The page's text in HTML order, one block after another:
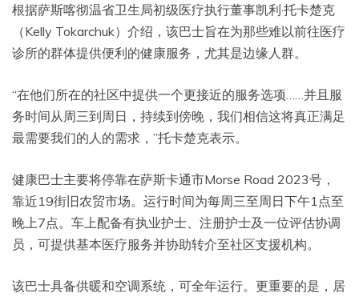
根据萨斯喀彻温省卫生局初级医疗执行董事凯利·托卡楚克
（Kelly Tokarchuk）介绍，该巴士旨在为那些难以前往医疗
诊所的群体提供便利的健康服务，尤其是边缘人群。
“在他们所在的社区中提供一个更接近的服务选项……并且服
务时间从周三到周日，持续到傍晚，我们相信这将真正满足
最需要我们的人的需求，”托卡楚克表示。
健康巴士主要将停靠在萨斯卡通市Morse Road 2023号，
靠近19街旧农贸市场。运行时间为每周三至周日下午1点至
晚上7点。车上配备有执业护士、注册护士及一位评估协调
员，可提供基本医疗服务并协助转介至社区支援机构。
该巴士具备供暖和空调系统，可全年运行。更重要的是，居